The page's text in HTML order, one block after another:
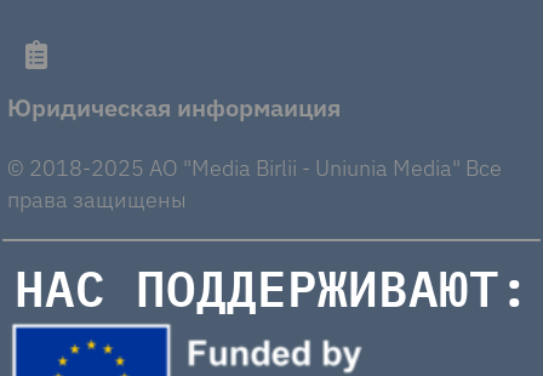
Юридическая информаиция
© 2018-2025 AO "Media Birlii - Uniunia Media" Все
права защищены
НАС ПОДДЕРЖИВАЮТ: